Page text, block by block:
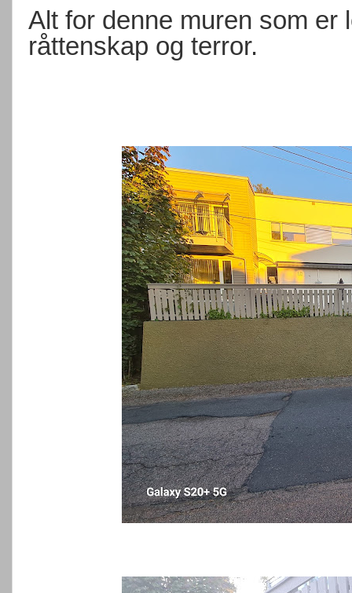
Alt for denne muren som er
råttenskap og terror.